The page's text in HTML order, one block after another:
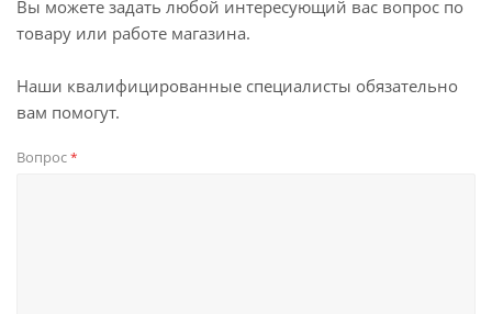
Вы можете задать любой интересующий вас вопрос по
товару или работе магазина.
Наши квалифицированные специалисты обязательно
вам помогут.
Вопрос*